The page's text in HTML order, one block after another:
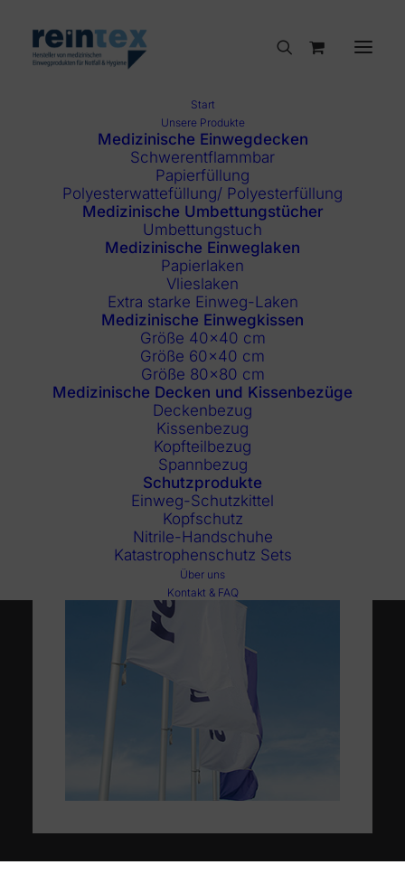
Start
Unsere Produkte
Medizinische Einwegdecken
Schwerentflammbar
Papierfüllung
Polyesterwattefüllung/ Polyesterfüllung
Medizinische Umbettungstücher
Umbettungstuch
Medizinische Einweglaken
Papierlaken
Vlieslaken
Extra starke Einweg-Laken
Medizinische Einwegkissen
Größe 40×40 cm
Größe 60×40 cm
Größe 80×80 cm
Medizinische Decken und Kissenbezüge
Deckenbezug
Kissenbezug
Kopfteilbezug
Spannbezug
Schutzprodukte
Einweg-Schutzkittel
Kopfschutz
Nitrile-Handschuhe
Katastrophenschutz Sets
Über uns
Kontakt & FAQ